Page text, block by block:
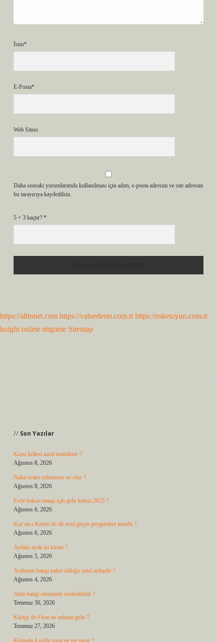
İsim*
E-Posta*
Web Sitesi
Daha sonraki yorumlarımda kullanılması için adım, e-posta adresim ve site adresim
bu tarayıcıya kaydedilsin.
5 + 3 kaçtır? *
https://altinnet.com https://valuederm.com.tr https://roketoyun.com.tr
knight online nttgame Sitemap
Son Yazılar
Kuzu kellesi nasıl temizlenir ?
Ağustos 8, 2026
Nakit avans ödemezse ne olur ?
Ağustos 8, 2026
Evde bakım maaşı için gelir kriteri 2025 ?
Ağustos 6, 2026
Kur’an-ı Kerim’de ilk ismi geçen peygamber kimdir ?
Ağustos 6, 2026
Aydaki ayak izi kimin ?
Ağustos 5, 2026
Arabanın hangi paket olduğu nasıl anlaşılır ?
Ağustos 4, 2026
Altın hangi elementin sembolüdür ?
Temmuz 30, 2026
Kürtçe’de Firaz ne anlama gelir ?
Temmuz 27, 2026
Klimada 4 yollu vana ne işe yarar ?